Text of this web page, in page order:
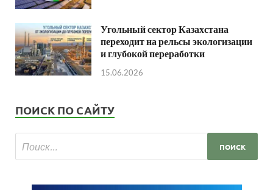
Угольный сектор Казахстана
переходит на рельсы экологизации
и глубокой переработки
15.06.2026
ПОИСК ПО САЙТУ